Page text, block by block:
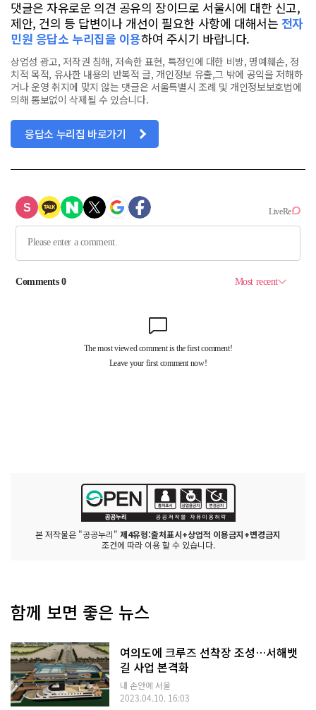
댓글은 자유로운 의견 공유의 장이므로 서울시에 대한 신고,
제안, 건의 등 답변이나 개선이 필요한 사항에 대해서는 전자
민원 응답소 누리집을 이용하여 주시기 바랍니다.
상업성 광고, 저작권 침해, 저속한 표현, 특정인에 대한 비방, 명예훼손, 정
치적 목적, 유사한 내용의 반복적 글, 개인정보 유출,그 밖에 공익을 저해하
거나 운영 취지에 맞지 않는 댓글은 서울특별시 조례 및 개인정보보호법에
의해 통보없이 삭제될 수 있습니다.
응답소 누리집 바로가기
본 저작물은 "공공누리" 제4유형:출처표시+상업적 이용금지+변경금지
조건에 따라 이용 할 수 있습니다.
함께 보면 좋은 뉴스
여의도에 크루즈 선착장 조성…서해뱃
길 사업 본격화
내 손안에 서울
2023.04.10. 16:03